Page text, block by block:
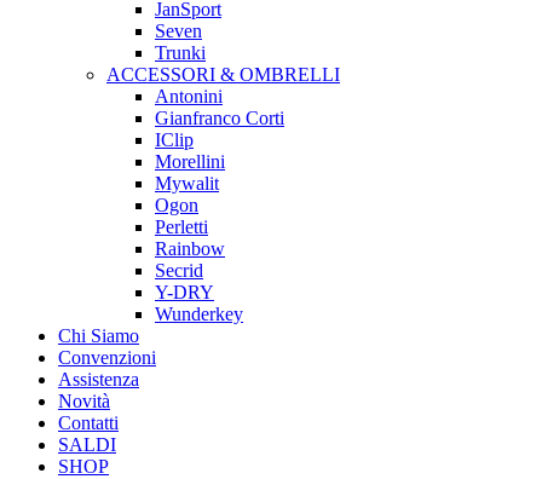
JanSport
Seven
Trunki
ACCESSORI & OMBRELLI
Antonini
Gianfranco Corti
IClip
Morellini
Mywalit
Ogon
Perletti
Rainbow
Secrid
Y-DRY
Wunderkey
Chi Siamo
Convenzioni
Assistenza
Novità
Contatti
SALDI
SHOP